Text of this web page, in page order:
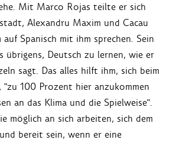
Mit Marco Rojas teilte er sich
Alexandru Maxim und Cacau
Spanisch mit ihm sprechen. Sein
übrigens, Deutsch zu lernen, wie er
sagt. Das alles hilft ihm, sich beim
100 Prozent hier anzukommen
an das Klima und die Spielweise".
möglich an sich arbeiten, sich dem
bereit sein, wenn er eine